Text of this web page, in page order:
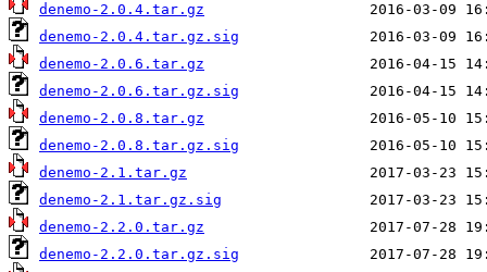
denemo-2.0.4.tar.gz
denemo-2.0.4.tar.gz.sig
denemo-2.0.6.tar.gz
denemo-2.0.6.tar.gz.sig
denemo-2.0.8.tar.gz
denemo-2.0.8.tar.gz.sig
denemo-2.1.tar.gz
denemo-2.1.tar.gz.sig
denemo-2.2.0.tar.gz
denemo-2.2.0.tar.gz.sig